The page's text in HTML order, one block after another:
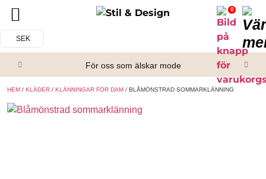
SEK
För oss som älskar mode
HEM / KLÄDER / KLÄNNINGAR FÖR DAM / BLÅMÖNSTRAD SOMMARKLÄNNING
0
Alla produkter
Om oss